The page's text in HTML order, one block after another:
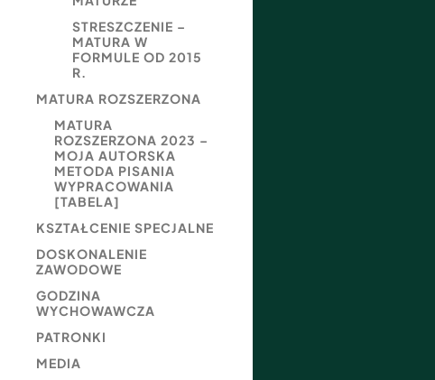
STRESZCZENIE –
MATURA W
FORMULE OD 2015
R.
MATURA ROZSZERZONA
MATURA
ROZSZERZONA 2023 –
MOJA AUTORSKA
METODA PISANIA
WYPRACOWANIA
[TABELA]
KSZTAŁCENIE SPECJALNE
DOSKONALENIE
ZAWODOWE
GODZINA
WYCHOWAWCZA
PATRONKI
MEDIA